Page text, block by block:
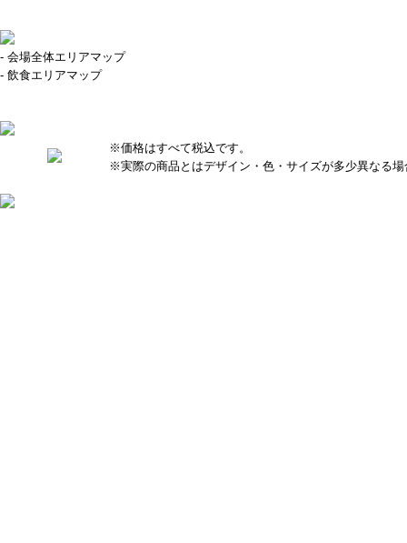
- 会場全体エリアマップ
- 飲食エリアマップ
※価格はすべて税込です。
※実際の商品とはデザイン・色・サイズが多少異なる